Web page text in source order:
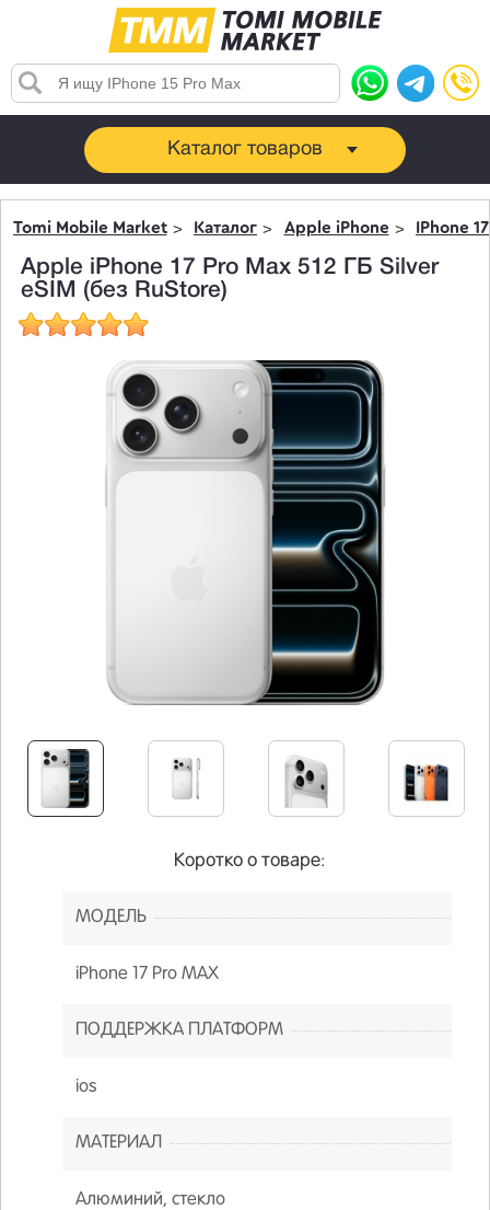
Каталог товаров
Tomi Mobile Market Каталог Apple iPhone IPhone
Apple iPhone 17 Pro Max 512 ГБ Silver
eSIM (без RuStore)
Коротко о товаре:
МОДЕЛЬ
iPhone 17 Pro MAX
ПОДДЕРЖКА ПЛАТФОРМ
ios
МАТЕРИАЛ
Алюминий, стекло